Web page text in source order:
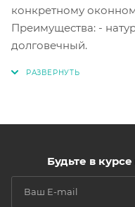
конкретному
Преимущества: -
долговечный.
Будьте в